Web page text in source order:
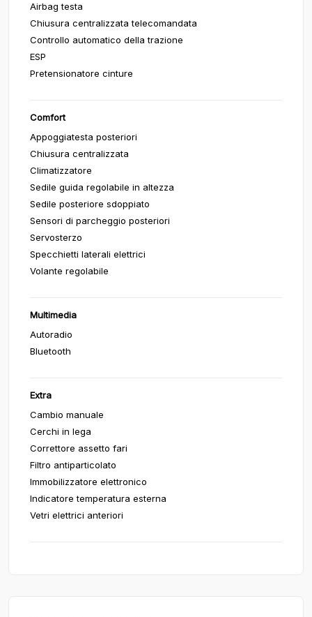
Airbag testa
Chiusura centralizzata telecomandata
Controllo automatico della trazione
ESP
Pretensionatore cinture
Comfort
Appoggiatesta posteriori
Chiusura centralizzata
Climatizzatore
Sedile guida regolabile in altezza
Sedile posteriore sdoppiato
Sensori di parcheggio posteriori
Servosterzo
Specchietti laterali elettrici
Volante regolabile
Multimedia
Autoradio
Bluetooth
Extra
Cambio manuale
Cerchi in lega
Correttore assetto fari
Filtro antiparticolato
Immobilizzatore elettronico
Indicatore temperatura esterna
Vetri elettrici anteriori